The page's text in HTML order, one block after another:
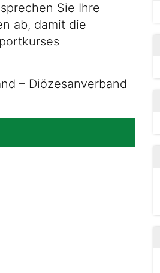
Sie Ihre
ab, damit die
– Diözesanverband